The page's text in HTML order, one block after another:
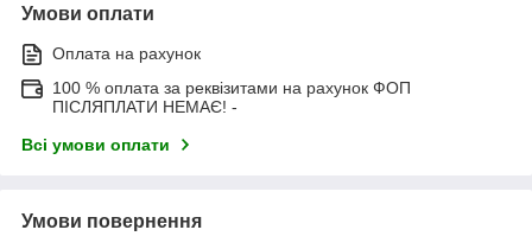
Умови оплати
Оплата на рахунок
100 % оплата за реквізитами на рахунок ФОП
ПІСЛЯПЛАТИ НЕМАЄ! -
Всі умови оплати
Умови повернення